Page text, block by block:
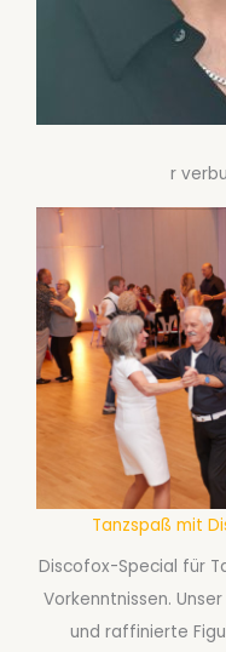
r
Tanzspaß mit
Discofox-Special für
Vorkenntnissen.
und raffinierte